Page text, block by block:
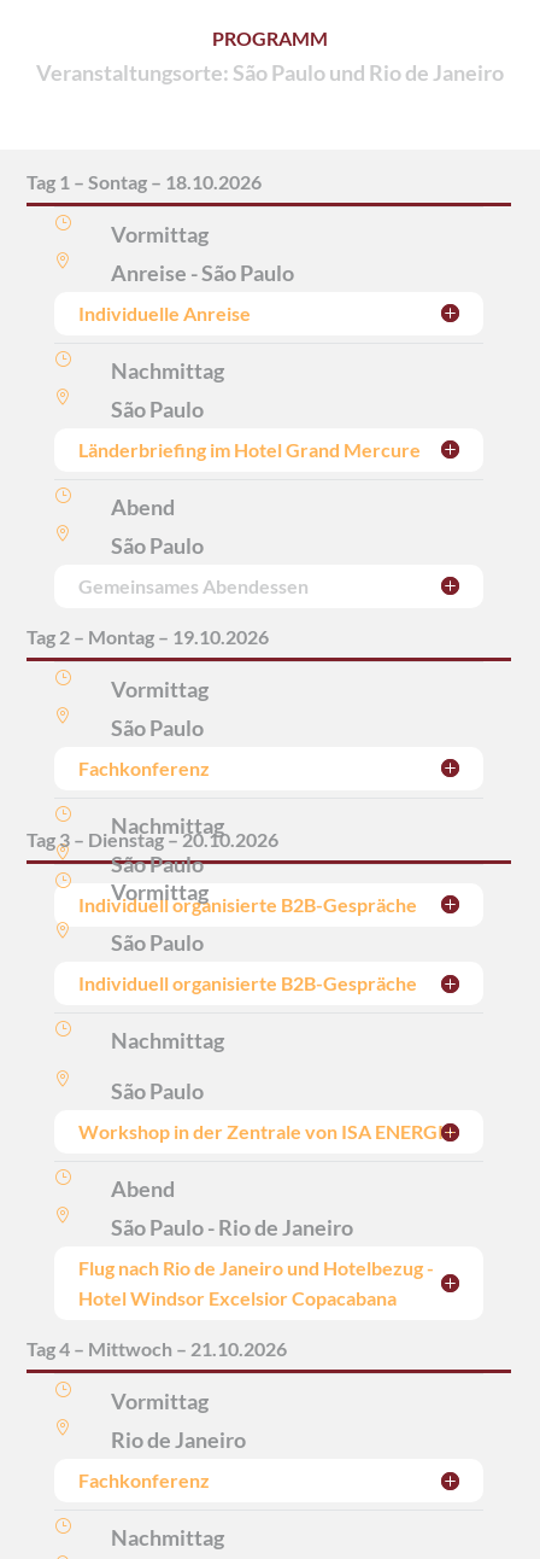
PROGRAMM
Veranstaltungsorte: São Paulo und Rio de Janeiro
Tag 1 – Sontag – 18.10.2026
} Vormittag
 Anreise - São Paulo
Individuelle Anreise
} Nachmittag
 São Paulo
Länderbriefing im Hotel Grand Mercure
} Abend
 São Paulo
Gemeinsames Abendessen
Tag 2 – Montag – 19.10.2026
} Vormittag
 São Paulo
Fachkonferenz
} Nachmittag
 São Paulo
Individuell organisierte B2B-Gespräche
Tag 3 – Dienstag – 20.10.2026
} Vormittag
 São Paulo
Individuell organisierte B2B-Gespräche
} Nachmittag
 São Paulo
Workshop in der Zentrale von ISA ENERGIA
} Abend
 São Paulo - Rio de Janeiro
Flug nach Rio de Janeiro und Hotelbezug -
Hotel Windsor Excelsior Copacabana
Tag 4 – Mittwoch – 21.10.2026
} Vormittag
 Rio de Janeiro
Fachkonferenz
} Nachmittag